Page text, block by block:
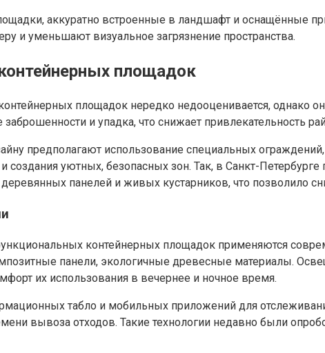
аккуратно встроенные в ландшафт и оснащённые
и уменьшают визуальное загрязнение пространства.
площадок
площадок нередко недооценивается, однако
и упадка, что снижает привлекательность
предполагают использование специальных
создания уютных, безопасных зон. Так, в Санкт-
панелей и живых кустарников, что позволило
контейнерных площадок применяются
панели, экологичные древесные материалы.
их использования в вечернее и ночное время.
табло и мобильных приложений для
вывоза отходов. Такие технологии недавно были